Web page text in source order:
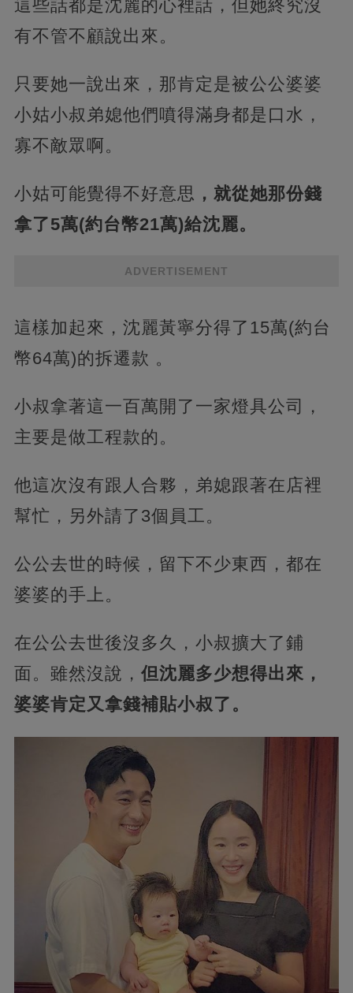
這些話都是沈麗的心裡話，但她終究沒
有不管不顧說出來。
只要她一說出來，那肯定是被公公婆婆
小姑小叔弟媳他們噴得滿身都是口水，
寡不敵眾啊。
小姑可能覺得不好意思 ，就從她那份錢
拿了5萬(約台幣21萬)給沈麗。
ADVERTISEMENT
這樣加起來，沈麗黃寧分得了15萬(約台
幣64萬)的拆遷款 。
小叔拿著這一百萬開了一家燈具公司，
主要是做工程款的。
他這次沒有跟人合夥，弟媳跟著在店裡
幫忙，另外請了3個員工。
公公去世的時候，留下不少東西，都在
婆婆的手上。
在公公去世後沒多久，小叔擴大了鋪
面。雖然沒說， 但沈麗多少想得出來，
婆婆肯定又拿錢補貼小叔了。